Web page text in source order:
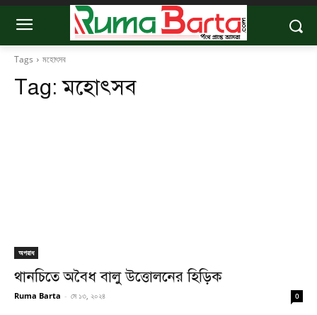
Tags মহোৎসব
Tag:মহোৎসব
অপরাধ
থানচিতে অবৈধ বালু উত্তোলনের হিড়িক
Ruma Barta - মে ১৩, ২০২৪ 0